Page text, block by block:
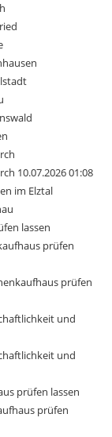
10.07.2026 01:08
im Elztal
lassen
prüfen
prüfen
und
und
prüfen lassen
prüfen